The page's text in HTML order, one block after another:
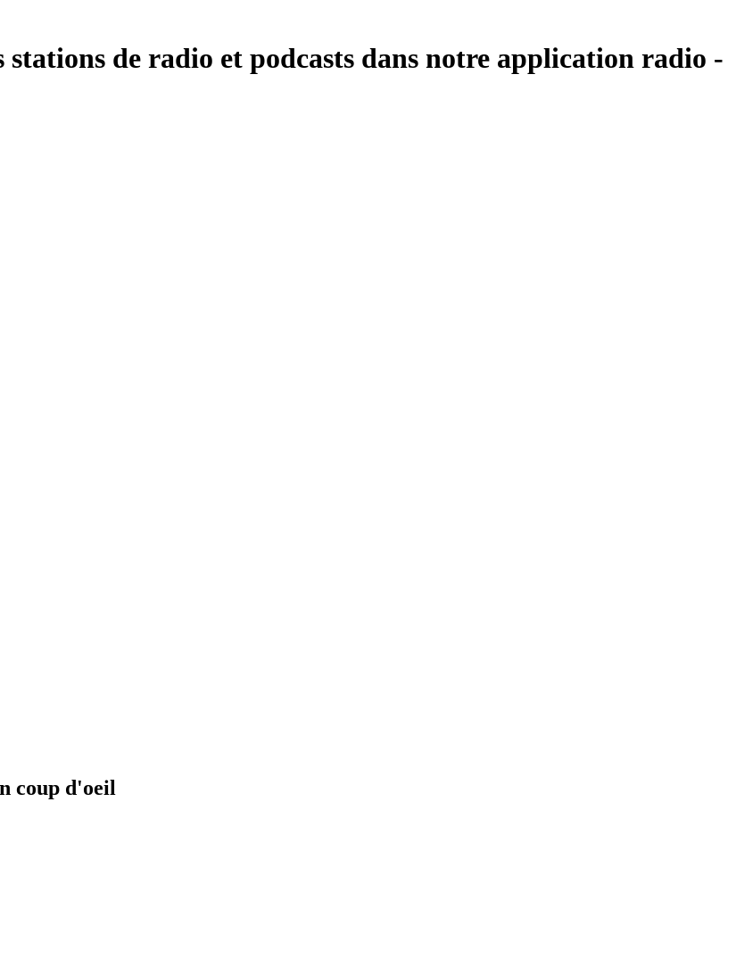
de radio et podcasts dans notre application radio -
coup d'oeil